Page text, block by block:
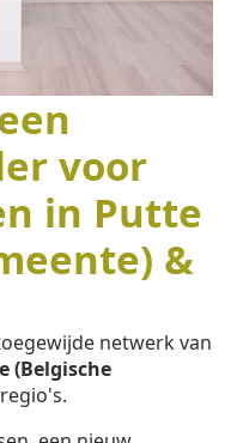
voor
in Putte
&
netwerk van
(Belgische